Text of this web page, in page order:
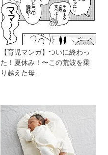
【育児マンガ】ついに終わっ
た！夏休み！〜この荒波を乗
り越えた母...